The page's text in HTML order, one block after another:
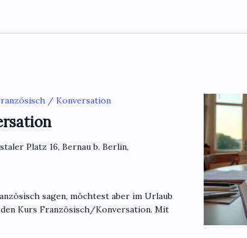
/ Konversation
Platz 16, Bernau b. Berlin,
sagen, möchtest aber im Urlaub
Kurs Französisch/Konversation. Mit